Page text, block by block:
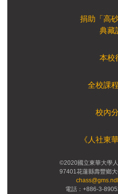
捐助「高
典藏
本校
全校課
校內
《人社東
©2020國立東華大學
97401花蓮縣壽豐鄉
電話：+886-3-